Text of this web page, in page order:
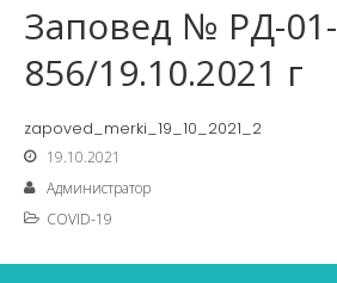
Заповед № РД-01-
856/19.10.2021 г
zapoved_merki_19_10_2021_2
19.10.2021
Администратор
COVID-19